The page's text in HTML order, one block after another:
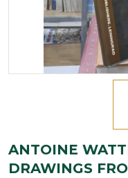
ANTOINE
DRAWINGS